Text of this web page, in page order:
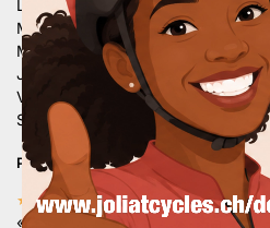
Lu. – 9h – 12h | 14h – 18h
Ma. – 9h – 12h | 14h – 18h
Me. – 9h – 12h | 14h – 18h
Je. – 9h – 12h | 14h – 18h
Ve. – 9h – 12h | 14h – 18h
Sa. – 9h – 12h | 13h30 – 16h
PLUS DE 80 AVIS 5 ÉTOILES
★★★★★
« Superbe magasin avec un